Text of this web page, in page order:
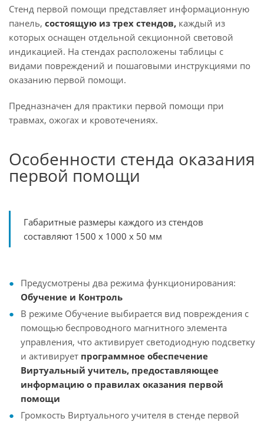
Стенд первой помощи представляет информационную
панель, состоящую из трех стендов, каждый из
которых оснащен отдельной секционной световой
индикацией. На стендах расположены таблицы с
видами повреждений и пошаговыми инструкциями по
оказанию первой помощи.
Предназначен для практики первой помощи при
травмах, ожогах и кровотечениях.
Особенности стенда оказания
первой помощи
Габаритные размеры каждого из стендов
составляют 1500 х 1000 х 50 мм
Предусмотрены два режима функционирования:
Обучение и Контроль
В режиме Обучение выбирается вид повреждения с
помощью беспроводного магнитного элемента
управления, что активирует светодиодную подсветку
и активирует программное обеспечение
Виртуальный учитель, предоставляющее
информацию о правилах оказания первой
помощи
Громкость Виртуального учителя в стенде первой